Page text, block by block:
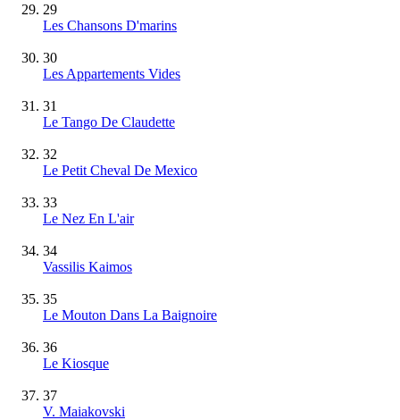
29
Les Chansons D'marins
30
Les Appartements Vides
31
Le Tango De Claudette
32
Le Petit Cheval De Mexico
33
Le Nez En L'air
34
Vassilis Kaimos
35
Le Mouton Dans La Baignoire
36
Le Kiosque
37
V. Maiakovski